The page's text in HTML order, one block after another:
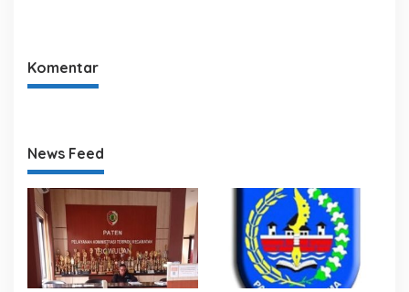
Komentar
News Feed